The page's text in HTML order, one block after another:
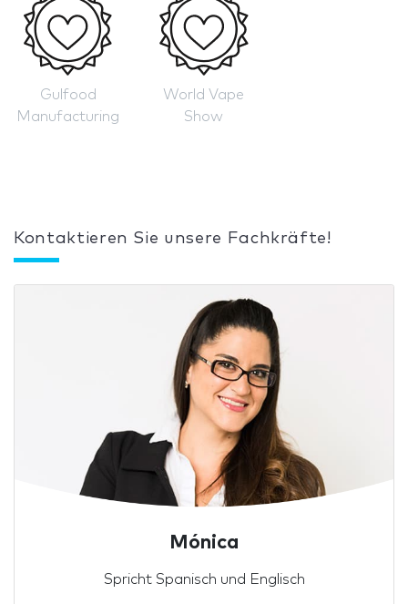
Gulfood
Manufacturing
World Vape
Show
Kontaktieren Sie unsere Fachkräfte!
Mónica
Spricht Spanisch und Englisch